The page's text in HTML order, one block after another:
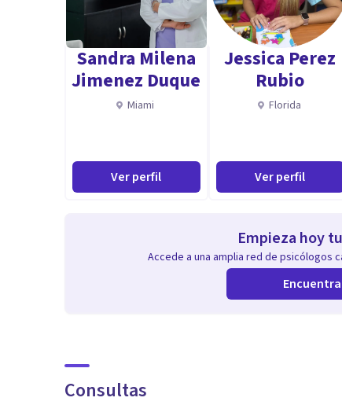
Sandra Milena
Jimenez Duque
Miami
Ver perfil
Jessica Perez
Rubio
Florida
Ver perfil
Empieza hoy
Accede a una amplia red de psicólogos
Consultas